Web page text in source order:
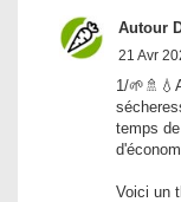
Autour
21 Avr
1/
temps
Voici un